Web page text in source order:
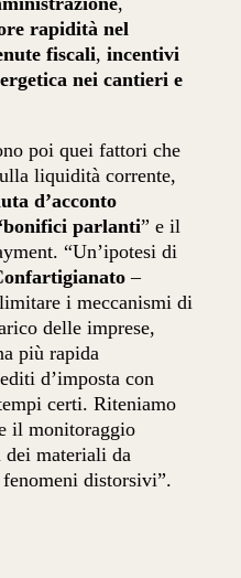
rapidità nel
fiscali,incentivi
nei cantieri e
poi quei fattori che
liquidità corrente,
d’acconto
parlanti” e il
“Un’ipotesi di
–
i meccanismi di
delle imprese,
più rapida
d’imposta con
certi. Riteniamo
il monitoraggio
dei materiali da
distorsivi”.